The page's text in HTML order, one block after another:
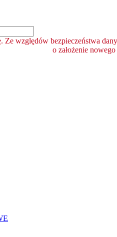
Ze względów bezpieczeństwa
o założenie